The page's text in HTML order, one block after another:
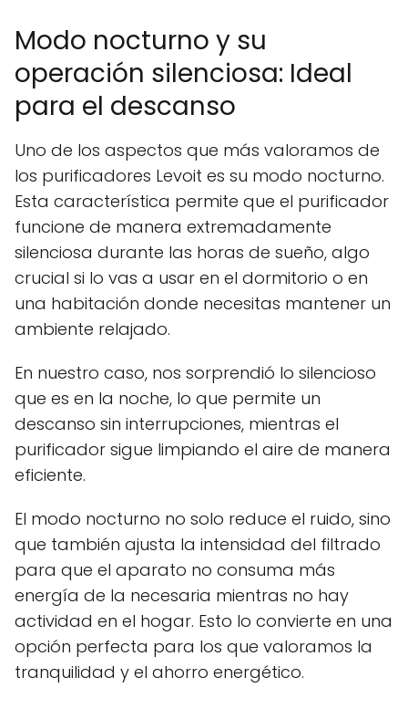
Modo nocturno y su
operación silenciosa: Ideal
para el descanso
Uno de los aspectos que más valoramos de
los purificadores Levoit es su modo nocturno.
Esta característica permite que el purificador
funcione de manera extremadamente
silenciosa durante las horas de sueño, algo
crucial si lo vas a usar en el dormitorio o en
una habitación donde necesitas mantener un
ambiente relajado.
En nuestro caso, nos sorprendió lo silencioso
que es en la noche, lo que permite un
descanso sin interrupciones, mientras el
purificador sigue limpiando el aire de manera
eficiente.
El modo nocturno no solo reduce el ruido, sino
que también ajusta la intensidad del filtrado
para que el aparato no consuma más
energía de la necesaria mientras no hay
actividad en el hogar. Esto lo convierte en una
opción perfecta para los que valoramos la
tranquilidad y el ahorro energético.